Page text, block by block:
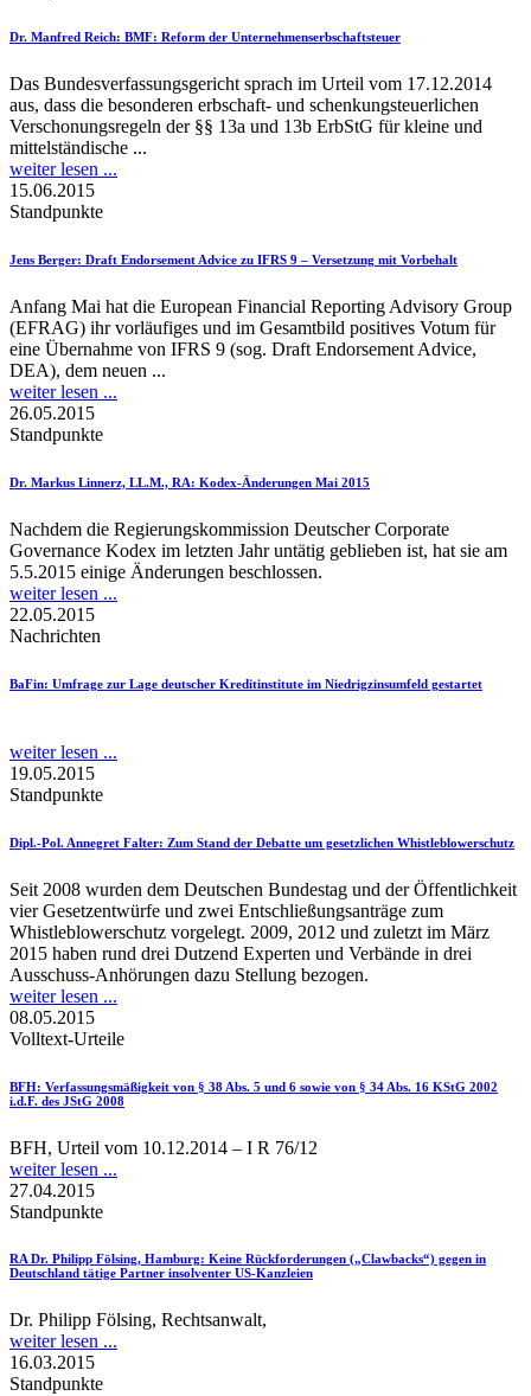
Dr. Manfred Reich: BMF: Reform der Unternehmenserbschaftsteuer
Das Bundesverfassungsgericht sprach im Urteil vom 17.12.2014
aus, dass die besonderen erbschaft- und schenkungsteuerlichen
Verschonungsregeln der §§ 13a und 13b ErbStG für kleine und
mittelständische ...
weiter lesen ...
15.06.2015
Standpunkte
Jens Berger: Draft Endorsement Advice zu IFRS 9 – Versetzung mit Vorbehalt
Anfang Mai hat die European Financial Reporting Advisory Group
(EFRAG) ihr vorläufiges und im Gesamtbild positives Votum für
eine Übernahme von IFRS 9 (sog. Draft Endorsement Advice,
DEA), dem neuen ...
weiter lesen ...
26.05.2015
Standpunkte
Dr. Markus Linnerz, LL.M., RA: Kodex-Änderungen Mai 2015
Nachdem die Regierungskommission Deutscher Corporate
Governance Kodex im letzten Jahr untätig geblieben ist, hat sie am
5.5.2015 einige Änderungen beschlossen.
weiter lesen ...
22.05.2015
Nachrichten
BaFin: Umfrage zur Lage deutscher Kreditinstitute im Niedrigzinsumfeld gestartet
weiter lesen ...
19.05.2015
Standpunkte
Dipl.-Pol. Annegret Falter: Zum Stand der Debatte um gesetzlichen Whistleblowerschutz
Seit 2008 wurden dem Deutschen Bundestag und der Öffentlichkeit
vier Gesetzentwürfe und zwei Entschließungsanträge zum
Whistleblowerschutz vorgelegt. 2009, 2012 und zuletzt im März
2015 haben rund drei Dutzend Experten und Verbände in drei
Ausschuss-Anhörungen dazu Stellung bezogen.
weiter lesen ...
08.05.2015
Volltext-Urteile
BFH: Verfassungsmäßigkeit von § 38 Abs. 5 und 6 sowie von § 34 Abs. 16 KStG 2002
i.d.F. des JStG 2008
BFH, Urteil vom 10.12.2014 – I R 76/12
weiter lesen ...
27.04.2015
Standpunkte
RA Dr. Philipp Fölsing, Hamburg: Keine Rückforderungen („Clawbacks“) gegen in
Deutschland tätige Partner insolventer US-Kanzleien
Dr. Philipp Fölsing, Rechtsanwalt,
weiter lesen ...
16.03.2015
Standpunkte